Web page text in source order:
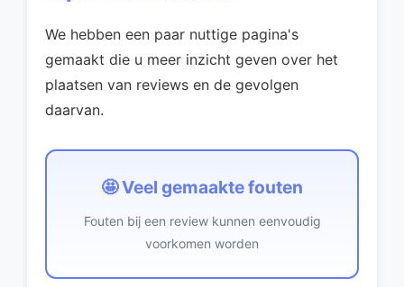
We hebben een paar nuttige pagina's
gemaakt die u meer inzicht geven over het
plaatsen van reviews en de gevolgen
daarvan.
🤩 Veel gemaakte fouten
Fouten bij een review kunnen eenvoudig
voorkomen worden